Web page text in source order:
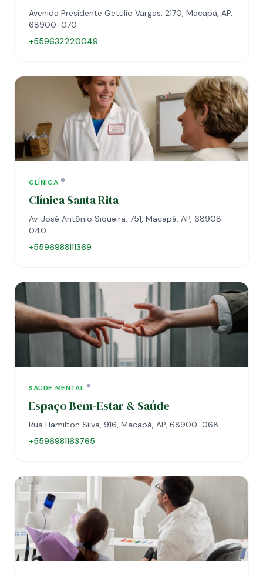
Avenida Presidente Getúlio Vargas, 2170, Macapá, AP,
68900-070
+559632220049
CLÍNICA
Clínica Santa Rita
Av. José Antônio Siqueira, 751, Macapá, AP, 68908-
040
+5596988111369
SAÚDE MENTAL
Espaço Bem-Estar & Saúde
Rua Hamilton Silva, 916, Macapá, AP, 68900-068
+5596981163765